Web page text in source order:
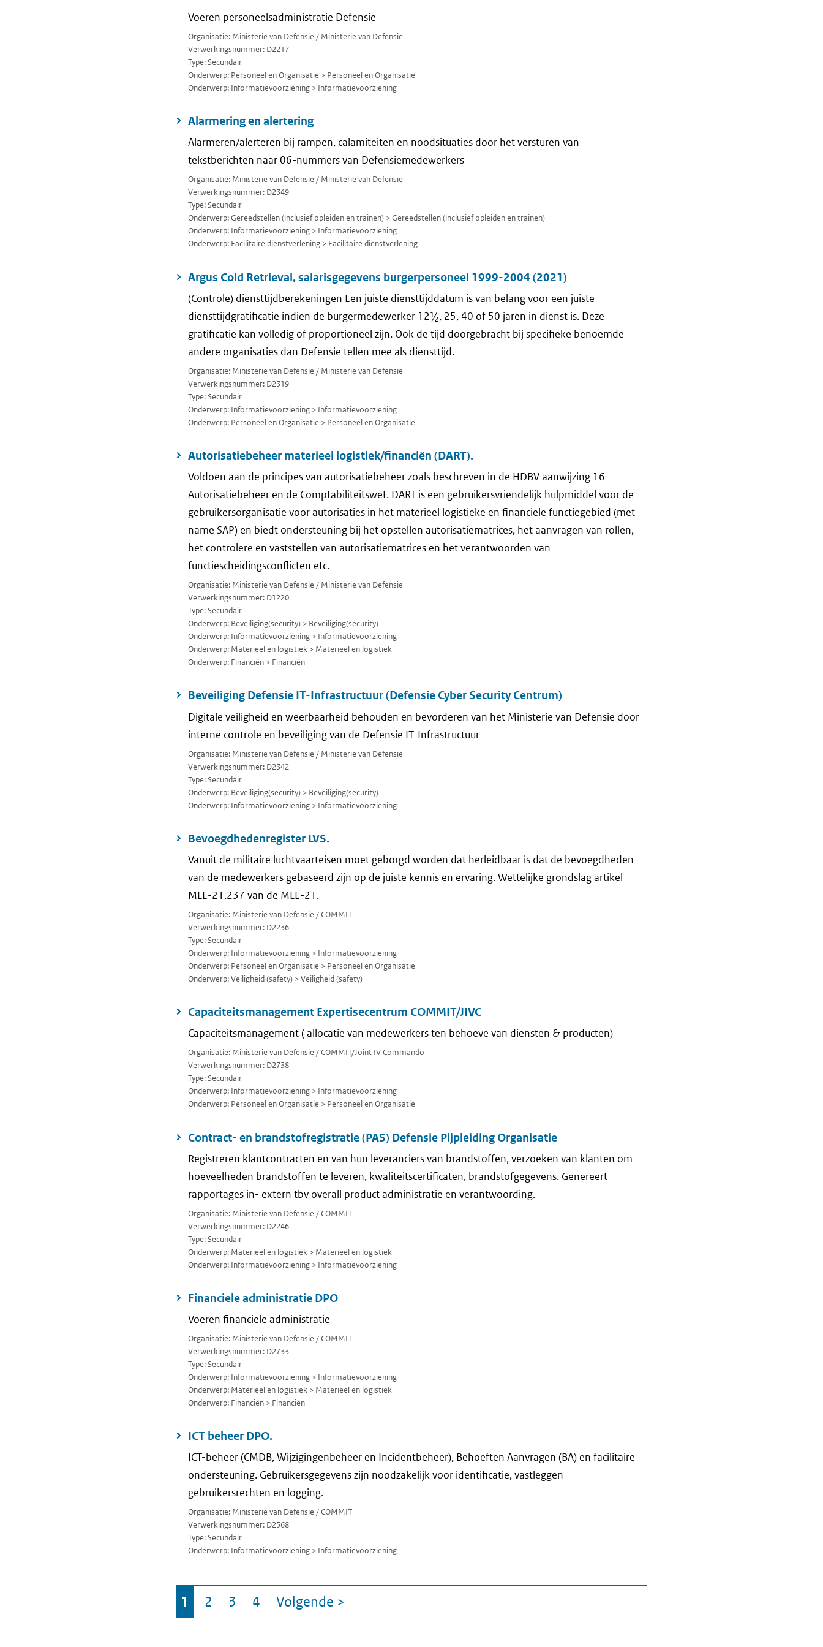
Voeren personeelsadministratie Defensie
Organisatie: Ministerie van Defensie / Ministerie van Defensie
Verwerkingsnummer: D2217
Type: Secundair
Onderwerp: Personeel en Organisatie > Personeel en Organisatie
Onderwerp: Informatievoorziening > Informatievoorziening
Alarmering en alertering
Alarmeren/alerteren bij rampen, calamiteiten en noodsituaties door het versturen van
tekstberichten naar 06-nummers van Defensiemedewerkers
Organisatie: Ministerie van Defensie / Ministerie van Defensie
Verwerkingsnummer: D2349
Type: Secundair
Onderwerp: Gereedstellen (inclusief opleiden en trainen) > Gereedstellen (inclusief opleiden en trainen)
Onderwerp: Informatievoorziening > Informatievoorziening
Onderwerp: Facilitaire dienstverlening > Facilitaire dienstverlening
Argus Cold Retrieval, salarisgegevens burgerpersoneel 1999-2004 (2021)
(Controle) diensttijdberekeningen Een juiste diensttijddatum is van belang voor een juiste
diensttijdgratificatie indien de burgermedewerker 12½, 25, 40 of 50 jaren in dienst is. Deze
gratificatie kan volledig of proportioneel zijn. Ook de tijd doorgebracht bij specifieke benoemde
andere organisaties dan Defensie tellen mee als diensttijd.
Organisatie: Ministerie van Defensie / Ministerie van Defensie
Verwerkingsnummer: D2319
Type: Secundair
Onderwerp: Informatievoorziening > Informatievoorziening
Onderwerp: Personeel en Organisatie > Personeel en Organisatie
Autorisatiebeheer materieel logistiek/financiën (DART).
Voldoen aan de principes van autorisatiebeheer zoals beschreven in de HDBV aanwijzing 16
Autorisatiebeheer en de Comptabiliteitswet. DART is een gebruikersvriendelijk hulpmiddel voor de
gebruikersorganisatie voor autorisaties in het materieel logistieke en financiele functiegebied (met
name SAP) en biedt ondersteuning bij het opstellen autorisatiematrices, het aanvragen van rollen,
het controlere en vaststellen van autorisatiematrices en het verantwoorden van
functiescheidingsconflicten etc.
Organisatie: Ministerie van Defensie / Ministerie van Defensie
Verwerkingsnummer: D1220
Type: Secundair
Onderwerp: Beveiliging(security) > Beveiliging(security)
Onderwerp: Informatievoorziening > Informatievoorziening
Onderwerp: Materieel en logistiek > Materieel en logistiek
Onderwerp: Financiën > Financiën
Beveiliging Defensie IT-Infrastructuur (Defensie Cyber Security Centrum)
Digitale veiligheid en weerbaarheid behouden en bevorderen van het Ministerie van Defensie door
interne controle en beveiliging van de Defensie IT-Infrastructuur
Organisatie: Ministerie van Defensie / Ministerie van Defensie
Verwerkingsnummer: D2342
Type: Secundair
Onderwerp: Beveiliging(security) > Beveiliging(security)
Onderwerp: Informatievoorziening > Informatievoorziening
Bevoegdhedenregister LVS.
Vanuit de militaire luchtvaarteisen moet geborgd worden dat herleidbaar is dat de bevoegdheden
van de medewerkers gebaseerd zijn op de juiste kennis en ervaring. Wettelijke grondslag artikel
MLE-21.237 van de MLE-21.
Organisatie: Ministerie van Defensie / COMMIT
Verwerkingsnummer: D2236
Type: Secundair
Onderwerp: Informatievoorziening > Informatievoorziening
Onderwerp: Personeel en Organisatie > Personeel en Organisatie
Onderwerp: Veiligheid (safety) > Veiligheid (safety)
Capaciteitsmanagement Expertisecentrum COMMIT/JIVC
Capaciteitsmanagement ( allocatie van medewerkers ten behoeve van diensten & producten)
Organisatie: Ministerie van Defensie / COMMIT/Joint IV Commando
Verwerkingsnummer: D2738
Type: Secundair
Onderwerp: Informatievoorziening > Informatievoorziening
Onderwerp: Personeel en Organisatie > Personeel en Organisatie
Contract- en brandstofregistratie (PAS) Defensie Pijpleiding Organisatie
Registreren klantcontracten en van hun leveranciers van brandstoffen, verzoeken van klanten om
hoeveelheden brandstoffen te leveren, kwaliteitscertificaten, brandstofgegevens. Genereert
rapportages in- extern tbv overall product administratie en verantwoording.
Organisatie: Ministerie van Defensie / COMMIT
Verwerkingsnummer: D2246
Type: Secundair
Onderwerp: Materieel en logistiek > Materieel en logistiek
Onderwerp: Informatievoorziening > Informatievoorziening
Financiele administratie DPO
Voeren financiele administratie
Organisatie: Ministerie van Defensie / COMMIT
Verwerkingsnummer: D2733
Type: Secundair
Onderwerp: Informatievoorziening > Informatievoorziening
Onderwerp: Materieel en logistiek > Materieel en logistiek
Onderwerp: Financiën > Financiën
ICT beheer DPO.
ICT-beheer (CMDB, Wijzigingenbeheer en Incidentbeheer), Behoeften Aanvragen (BA) en facilitaire
ondersteuning. Gebruikersgegevens zijn noodzakelijk voor identificatie, vastleggen
gebruikersrechten en logging.
Organisatie: Ministerie van Defensie / COMMIT
Verwerkingsnummer: D2568
Type: Secundair
Onderwerp: Informatievoorziening > Informatievoorziening
Ga
naar
Pagina
1 Pagina
2 Pagina
3 Pagina
4 Volgende pagina
>